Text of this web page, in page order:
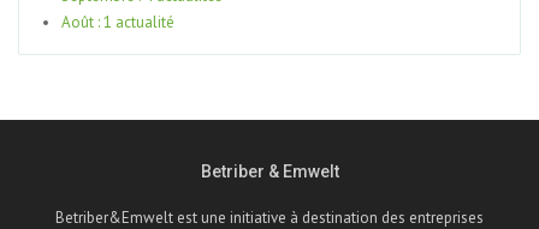
Août : 1 actualité
Betriber & Emwelt
Betriber&Emwelt est une initiative à destination des entreprises